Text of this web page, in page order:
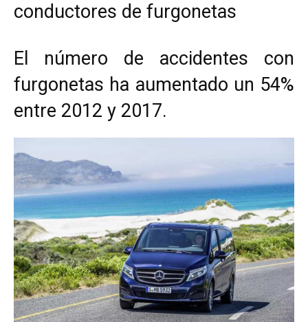
conductores de furgonetas
El número de accidentes con
furgonetas ha aumentado un 54%
entre 2012 y 2017.